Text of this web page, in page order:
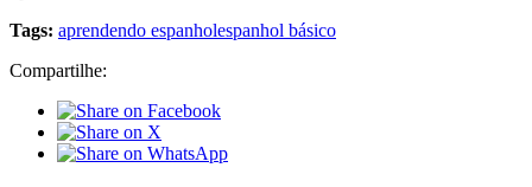
Tags: aprendendo espanholespanhol básico
Compartilhe: